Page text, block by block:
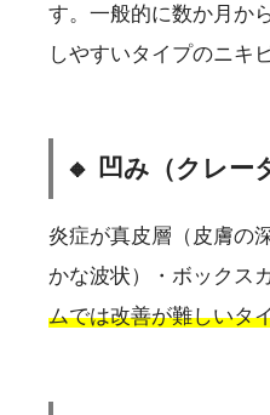
す。一般的に数か月か
しやすいタイプのニキ
🔸 凹み（クレー
炎症が真皮層（皮膚の
かな波状）・ボックス
ムでは改善が難しいタ